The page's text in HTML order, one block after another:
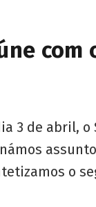
com
3 de abril,
o